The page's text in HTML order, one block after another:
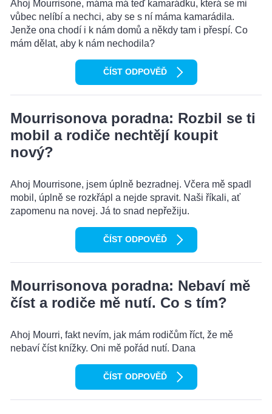
Ahoj Mourrisone, máma má teď kamarádku, která se mi
vůbec nelíbí a nechci, aby se s ní máma kamarádila.
Jenže ona chodí i k nám domů a někdy tam i přespí. Co
mám dělat, aby k nám nechodila?
ČÍST ODPOVĚĎ
Mourrisonova poradna: Rozbil se ti
mobil a rodiče nechtějí koupit
nový?
Ahoj Mourrisone, jsem úplně bezradnej. Včera mě spadl
mobil, úplně se rozkřápl a nejde spravit. Naši říkali, ať
zapomenu na novej. Já to snad nepřežiju.
ČÍST ODPOVĚĎ
Mourrisonova poradna: Nebaví mě
číst a rodiče mě nutí. Co s tím?
Ahoj Mourri, fakt nevím, jak mám rodičům říct, že mě
nebaví číst knížky. Oni mě pořád nutí. Dana
ČÍST ODPOVĚĎ